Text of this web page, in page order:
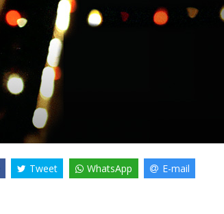
Tweet WhatsApp E-mail